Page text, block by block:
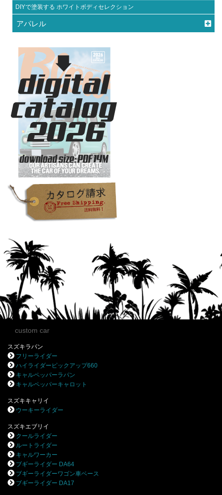
DIYで塗装する ホワイトボディセレクション
アパレル
custom car
スズキラパン
フリーライダー
ハイライダーピックアップ660
キャルペッパーラパン
キャルペッパーキャロット
スズキキャリイ
ウーキーライダー
スズキエブリイ
クールライダー
ルートライダー
キャルワーカー
ブギーライダー DA64
ブギーライダーワゴン車ベース
ブギーライダー DA17